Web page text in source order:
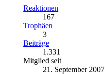
Reaktionen
167
Trophäen
3
Beiträge
1.331
Mitglied seit
21. September 2007